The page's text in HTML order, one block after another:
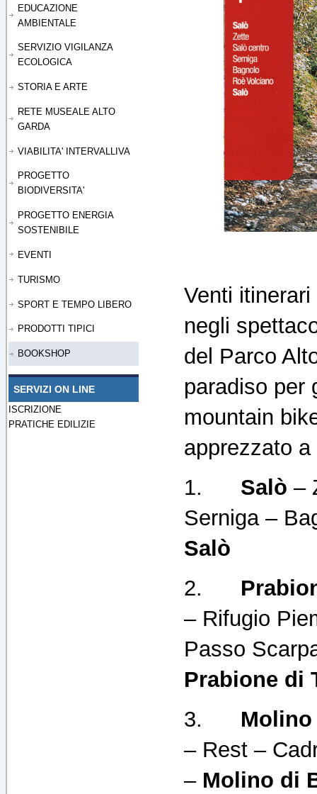
EDUCAZIONE
AMBIENTALE
SERVIZIO VIGILANZA
ECOLOGICA
STORIA E ARTE
RETE MUSEALE ALTO
GARDA
VIABILITA' INTERVALLIVA
PROGETTO
BIODIVERSITA'
PROGETTO ENERGIA
SOSTENIBILE
EVENTI
TURISMO
SPORT E TEMPO LIBERO
PRODOTTI TIPICI
BOOKSHOP
SERVIZI ON LINE
ISCRIZIONE
PRATICHE EDILIZIE
Venti
negli
del Parco
paradiso per
mountain
apprezzato
1. Salò –
Serniga –
Salò
2.
– Rifugio
Passo
Prabione di
3.
– Rest –
– Molino di